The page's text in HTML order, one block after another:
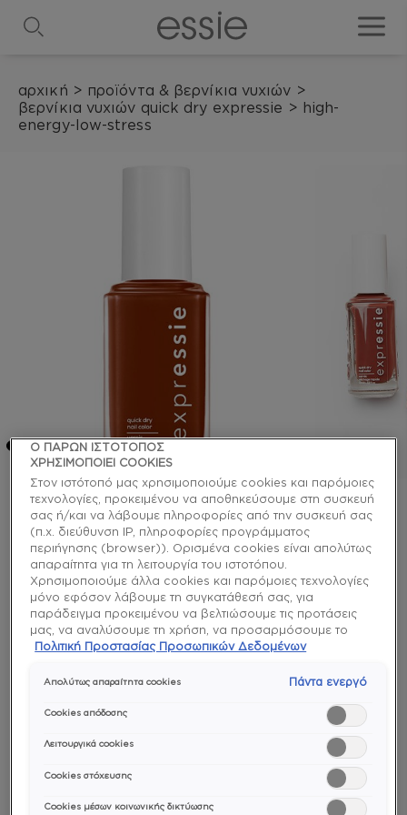
αρχική > προϊόντα & βερνίκια νυχιών >
βερνίκια νυχιών quick dry expressie > high-
energy-low-stress
expressie
high energy low stress βερνίκι
νυχιών quick dry
Είσαι γεμάτη ενέργεια, αλλά χωρίς άγχος και στρες.
Αυτό το σκούρο κεραμιδί βερνίκι νυχιών εκπέμπει
Ο ΠΑΡΩΝ ΙΣΤΟΤΟΠΟΣ
ΧΡΗΣΙΜΟΠΟΙΕΙ COOKIES
Στον ιστότοπό μας χρησιμοποιούμε cookies και παρόμοιες
τεχνολογίες, προκειμένου να αποθηκεύσουμε στη συσκευή
σας ή/και να λάβουμε πληροφορίες από την συσκευή σας
(π.χ. διεύθυνση IP, πληροφορίες προγράμματος
περιήγησης (browser)). Ορισμένα cookies είναι απολύτως
απαραίτητα για τη λειτουργία του ιστοτόπου.
Χρησιμοποιούμε άλλα cookies και παρόμοιες τεχνολογίες
μόνο εφόσον λάβουμε τη συγκατάθεσή σας, για
παράδειγμα προκειμένου να βελτιώσουμε τις προτάσεις
μας, να αναλύσουμε τη χρήση, να προσαρμόσουμε το
περιεχόμενο στα ενδιαφέροντά σας ή να αναγνωρίσουμε
τα ενδιαφέροντά σας και να σας δείχνουμε σχετικό
προτάσεις. Μπορείτε να αποδεχθείτε cookies τα οποία δεν
είναι απαραίτητα («Αποδοχή όλων»), να τα απορρίψετε
(«Απόρριψη όλων») ή να ρυθμίσετε και να αποθηκεύσετε
τις επιλογές σας («Αποθήκευση επιλογών»). Μπορείτε
επίσης, ανά πάσα στιγμή, να ελέγξετε και να ρυθμίσετε εκ
νέου τις επιλογές σας (επιλέγοντας το link «Ρυθμίσεις για τα
cookies»). Περισσότερες πληροφορίες μπορείτε να βρείτε
Πολιτική Προστασίας Προσωπικών Δεδομένων
Απολύτως απαραίτητα cookies Πάντα ενεργό
Cookies απόδοσης
Λειτουργικά cookies
Cookies στόχευσης
Cookies μέσων κοινωνικής δικτύωσης